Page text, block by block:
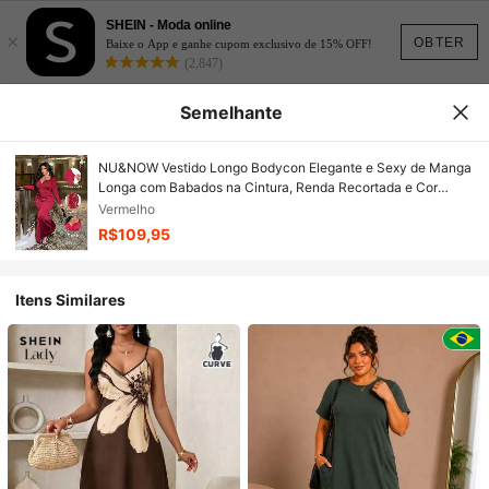
OBTER
×
SHEIN - Moda online
Baixe o App e ganhe cupom exclusivo de 15% OFF!
(2,847)
Semelhante
NU&NOW Vestido Longo Bodycon Elegante e Sexy de Manga
Longa com Babados na Cintura, Renda Recortada e Cor
Sólida, Vestido de Festa para Mulheres Plus Size
Vermelho
R$109,95
Itens Similares